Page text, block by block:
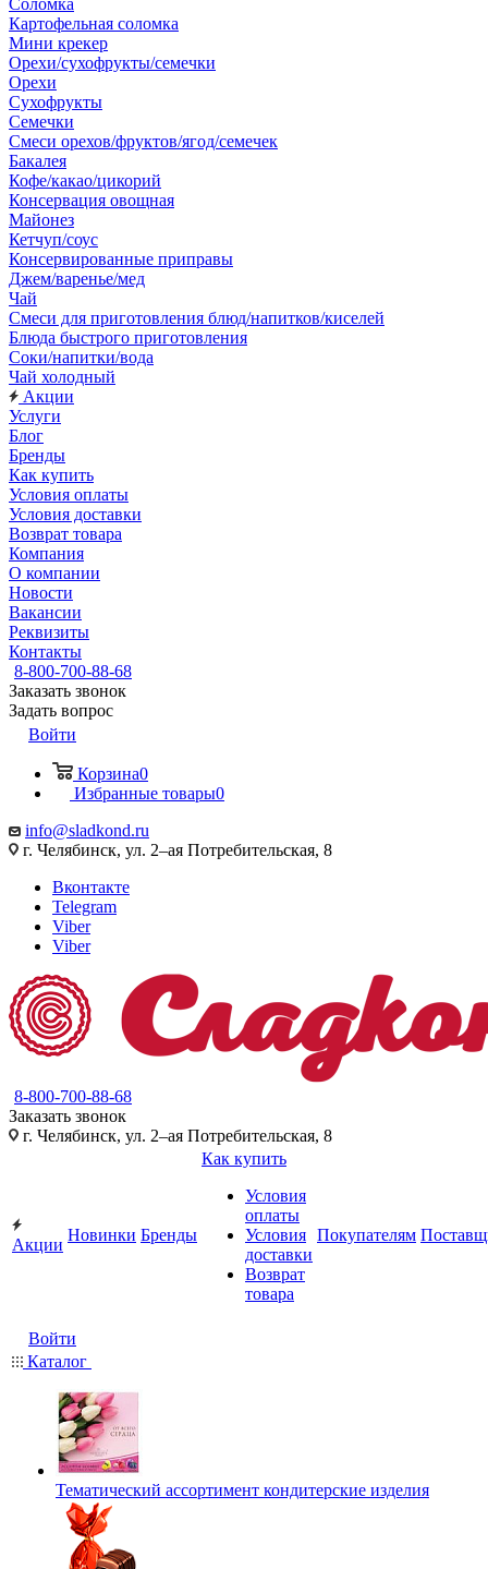
Соломка
Картофельная соломка
Мини крекер
Орехи/сухофрукты/семечки
Орехи
Сухофрукты
Семечки
Смеси орехов/фруктов/ягод/семечек
Бакалея
Кофе/какао/цикорий
Консервация овощная
Майонез
Кетчуп/соус
Консервированные приправы
Джем/варенье/мед
Чай
Смеси для приготовления блюд/напитков/киселей
Блюда быстрого приготовления
Соки/напитки/вода
Чай холодный
Акции
Услуги
Блог
Бренды
Как купить
Условия оплаты
Условия доставки
Возврат товара
Компания
О компании
Новости
Вакансии
Реквизиты
Контакты
8-800-700-88-68
Заказать звонок
Задать вопрос
Войти
Корзина0
Избранные товары0
info@sladkond.ru
г. Челябинск, ул. 2–ая Потребительская, 8
Вконтакте
Telegram
Viber
Viber
8-800-700-88-68
Заказать звонок
г. Челябинск, ул. 2–ая Потребительская, 8
Акции
Новинки Бренды
Как купить
Условия
оплаты
Условия
доставки
Возврат
товара
Покупателям
Войти
Каталог
Тематический ассортимент кондитерские изделия